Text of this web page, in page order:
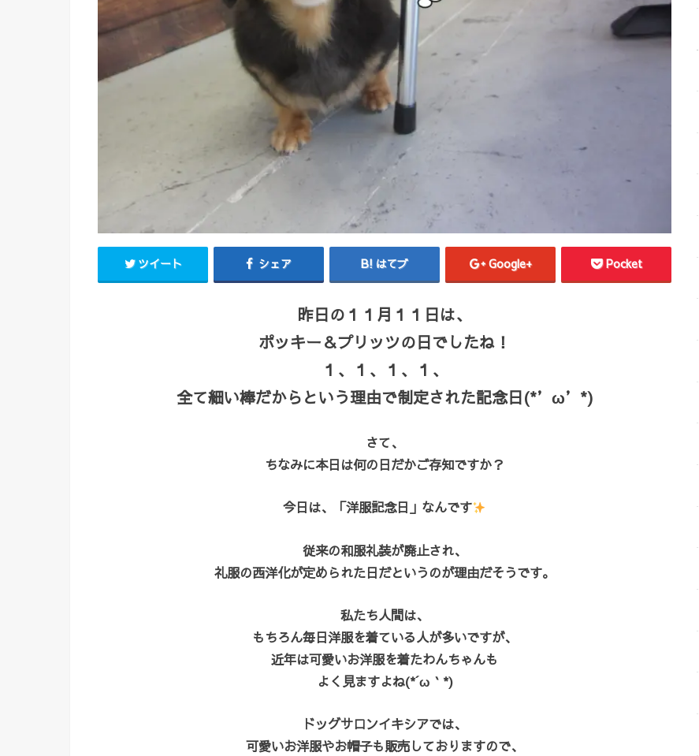
ツイート シェア はてブ Google+ Pocket
昨日の１１月１１日は、
ポッキー＆プリッツの日でしたね！
１、１、１、１、
全て細い棒だからという理由で制定された記念日(*’ω’*)
さて、
ちなみに本日は何の日だかご存知ですか？
今日は、「洋服記念日」なんです
従来の和服礼装が廃止され、
礼服の西洋化が定められた日だというのが理由だそうです。
私たち人間は、
もちろん毎日洋服を着ている人が多いですが、
近年は可愛いお洋服を着たわんちゃんも
よく見ますよね(*´ω｀*)
ドッグサロンイキシアでは、
可愛いお洋服やお帽子も販売しておりますので、